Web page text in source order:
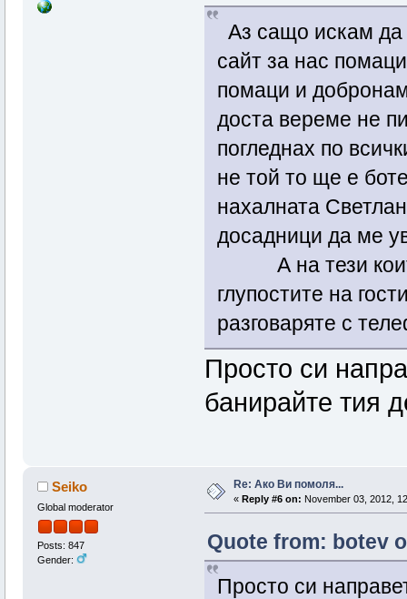
Аз сащо искам
сайт за нас
помаци и
доста вереме не
погледнах по
не той то ще е
нахалната
досадници да ме
А на тези които
глупостите на
разговаряте с
Просто си
банирайте тия
Seiko
Global moderator
Posts: 847
Gender:
Re: Ако Ви помоля...
« Reply #6 on: November 03, 2012,
Quote from: botev
Просто си